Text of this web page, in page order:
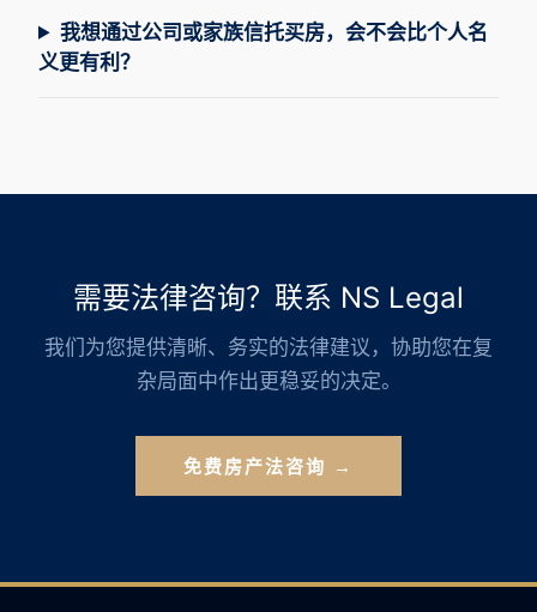
我想通过公司或家族信托买房，会不会比个人名
义更有利？
需要法律咨询？联系 NS Legal
我们为您提供清晰、务实的法律建议，协助您在复
杂局面中作出更稳妥的决定。
免费房产法咨询 →